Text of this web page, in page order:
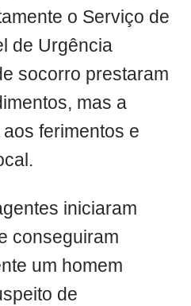
o Serviço de
de Urgência
socorro prestaram
mas a
ferimentos e
iniciaram
conseguiram
um homem
de